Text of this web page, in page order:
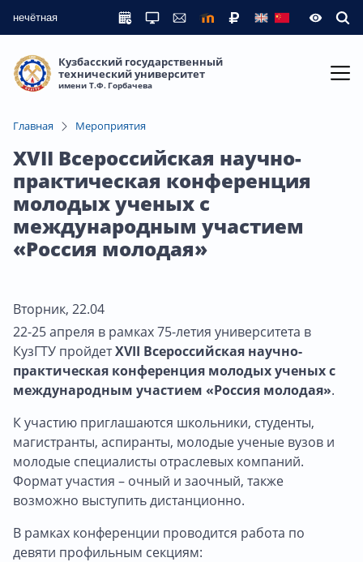
нечётная
Кузбасский государственный
технический университет
имени Т.Ф. Горбачева
Главная Мероприятия
XVII Всероссийская научно-
практическая конференция
молодых ученых с
международным участием
«Россия молодая»
Вторник, 22.04
22-25 апреля в рамках 75-летия университета в
КузГТУ пройдетXVII Всероссийская научно-
практическая конференция молодых ученых с
международным участием «Россия молодая».
К участию приглашаются школьники, студенты,
магистранты, аспиранты, молодые ученые вузов и
молодые специалисты отраслевых компаний.
Формат участия – очный и заочный, также
возможно выступить дистанционно.
В рамках конференции проводится работа по
девяти профильным секциям: